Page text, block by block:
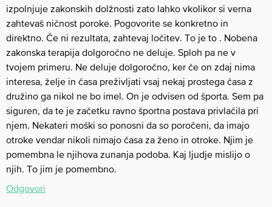
izpolnjuje zakonskih dolžnosti zato lahko vkolikor si verna
zahtevaš ničnost poroke. Pogovorite se konkretno in
direktno. Če ni rezultata, zahtevaj ločitev. To je to . Nobena
zakonska terapija dolgoročno ne deluje. Sploh pa ne v
tvojem primeru. Ne deluje dolgoročno, ker če on zdaj nima
interesa, želje in časa preživljati vsaj nekaj prostega časa z
družino ga nikol ne bo imel. On je odvisen od športa. Sem pa
siguren, da te je začetku ravno športna postava privlačila pri
njem. Nekateri moški so ponosni da so poročeni, da imajo
otroke vendar nikoli nimajo časa za ženo in otroke. Njim je
pomembna le njihova zunanja podoba. Kaj ljudje mislijo o
njih. To jim je pomembno.
Odgovori